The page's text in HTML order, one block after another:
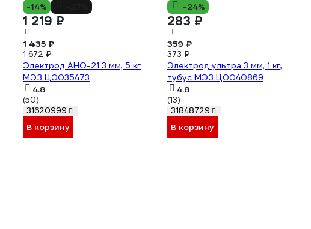
-14%
1 219 ₽
1 435 ₽
1 672 ₽
Электрод АНО-21 3 мм, 5 кг
МЭЗ Ц0035473
4.8
(50)
31620999
В корзину
-24%
283 ₽
359 ₽
373 ₽
Электрод ультра 3 мм, 1 кг,
тубус МЭЗ Ц0040869
4.8
(13)
31848729
В корзину